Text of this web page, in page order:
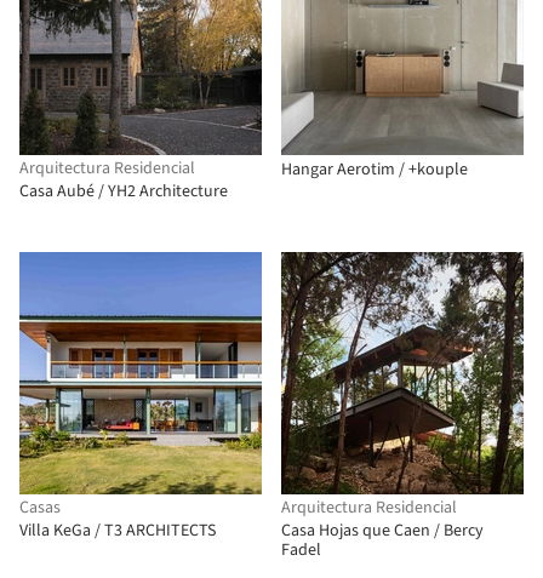
Arquitectura Residencial
Casa Aubé / YH2 Architecture
Hangar Aerotim / +kouple
Casas
Villa KeGa / T3 ARCHITECTS
Arquitectura Residencial
Casa Hojas que Caen / Bercy
Fadel